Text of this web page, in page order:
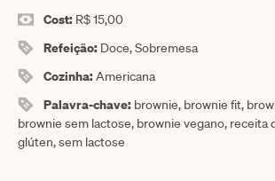
Cost: R$ 15,00
Refeição: Doce, Sobremesa
Cozinha:Americana
Palavra-chave: brownie, brownie fit,
brownie sem lactose, brownie vegano, receita
glúten, sem lactose